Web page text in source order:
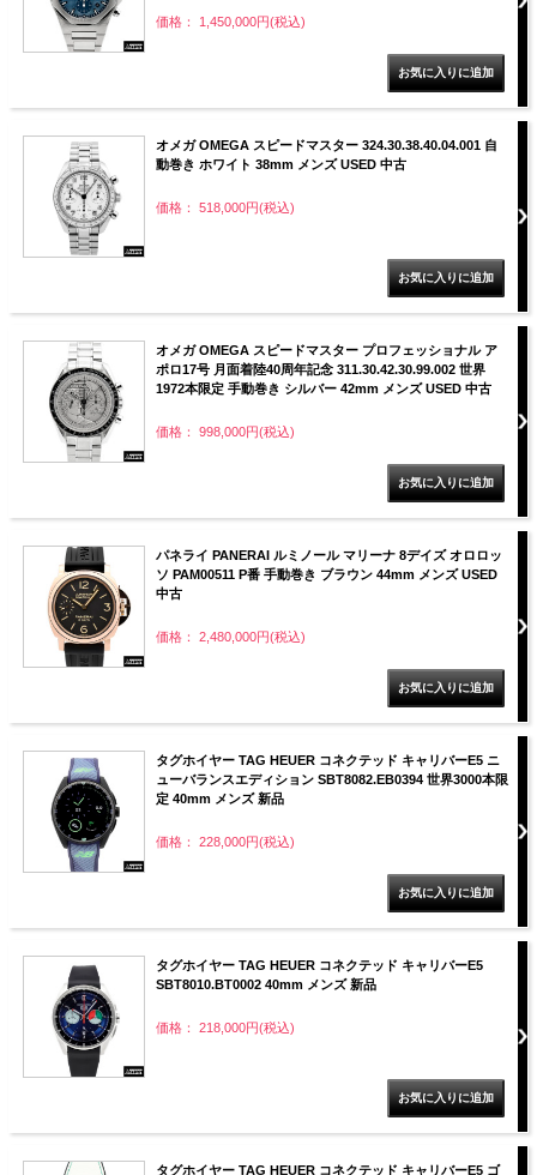
価格： 1,450,000円(税込)
オメガ OMEGA スピードマスター 324.30.38.40.04.001 自
動巻き ホワイト 38mm メンズ USED 中古
価格： 518,000円(税込)
オメガ OMEGA スピードマスター プロフェッショナル ア
ポロ17号 月面着陸40周年記念 311.30.42.30.99.002 世界
1972本限定 手動巻き シルバー 42mm メンズ USED 中古
価格： 998,000円(税込)
パネライ PANERAI ルミノール マリーナ 8デイズ オロロッ
ソ PAM00511 P番 手動巻き ブラウン 44mm メンズ USED
中古
価格： 2,480,000円(税込)
タグホイヤー TAG HEUER コネクテッド キャリバーE5 ニ
ューバランスエディション SBT8082.EB0394 世界3000本限
定 40mm メンズ 新品
価格： 228,000円(税込)
タグホイヤー TAG HEUER コネクテッド キャリバーE5
SBT8010.BT0002 40mm メンズ 新品
価格： 218,000円(税込)
タグホイヤー TAG HEUER コネクテッド キャリバーE5 ゴ